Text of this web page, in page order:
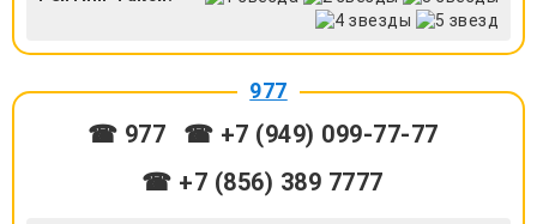
977
☎ 977
☎ +7 (949) 099-77-77
☎ +7 (856) 389 7777